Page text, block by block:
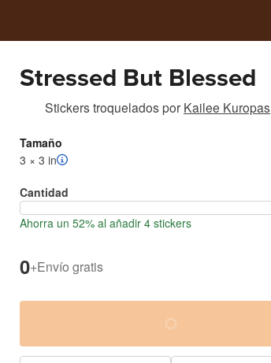
Stressed But Blessed
Stickers troqueladospor Kailee Kuropas
Tamaño
3 × 3 in
Cantidad
Ahorra un 52% al añadir 4 stickers
0+Envío gratis